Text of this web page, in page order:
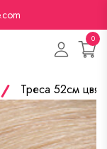
0
Треса 52см